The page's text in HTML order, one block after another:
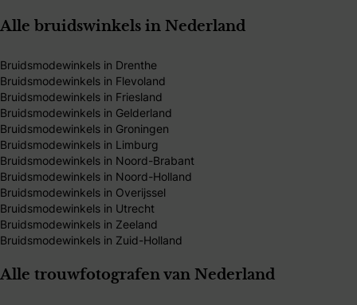
Alle bruidswinkels in Nederland
Bruidsmodewinkels in Drenthe
Bruidsmodewinkels in Flevoland
Bruidsmodewinkels in Friesland
Bruidsmodewinkels in Gelderland
Bruidsmodewinkels in Groningen
Bruidsmodewinkels in Limburg
Bruidsmodewinkels in Noord-Brabant
Bruidsmodewinkels in Noord-Holland
Bruidsmodewinkels in Overijssel
Bruidsmodewinkels in Utrecht
Bruidsmodewinkels in Zeeland
Bruidsmodewinkels in Zuid-Holland
Alle trouwfotografen van Nederland